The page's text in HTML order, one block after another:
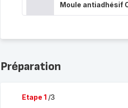
Moule antiadhésif
Préparation
Etape 1 /3